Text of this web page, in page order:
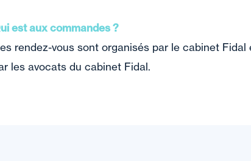
est aux commandes ?
rendez-vous sont organisés par le cabinet
les avocats du cabinet Fidal.